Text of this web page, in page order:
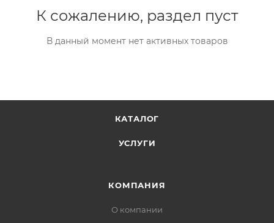
К сожалению, раздел пуст
В данный момент нет активных товаров
КАТАЛОГ
УСЛУГИ
КОМПАНИЯ
О компании